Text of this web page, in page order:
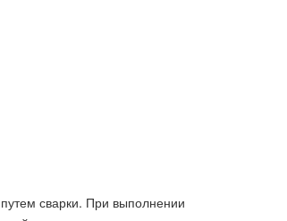
сварки. При выполнении